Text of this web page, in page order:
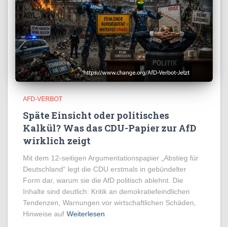
AFD-VERBOT
Späte Einsicht oder politisches
Kalkül? Was das CDU-Papier zur AfD
wirklich zeigt
Mit dem 12-seitigen Argumentationspapier „Abstieg für
Deutschland“ legt die CDU erstmals in gebündelter
Form dar, warum sie die AfD politisch ablehnt. Die
Inhalte sind deutlich: Kritik an demokratiefeindlichen
Tendenzen, Warnungen vor wirtschaftlichen Schäden,
Hinweise auf Weiterlesen